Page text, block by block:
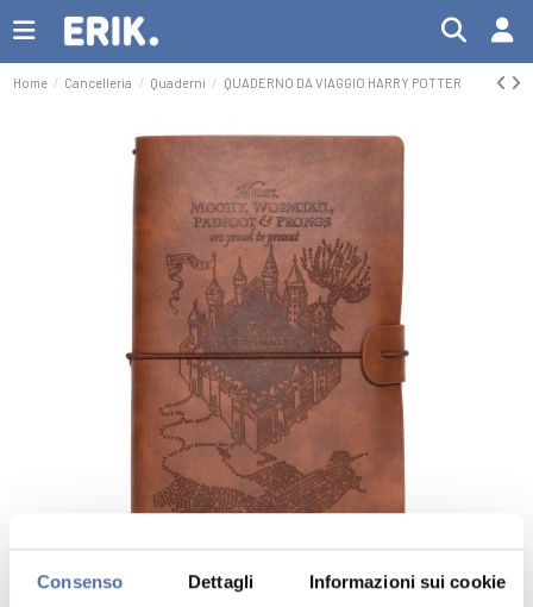
Consenso Dettagli Informazioni sui cookie
Home Cancelleria Quaderni QUADERNO DA VIAGGIO HARRY POTTER